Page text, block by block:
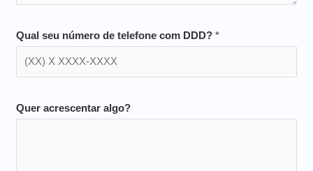
Qual seu número de telefone com DDD?*
Quer acrescentar algo?